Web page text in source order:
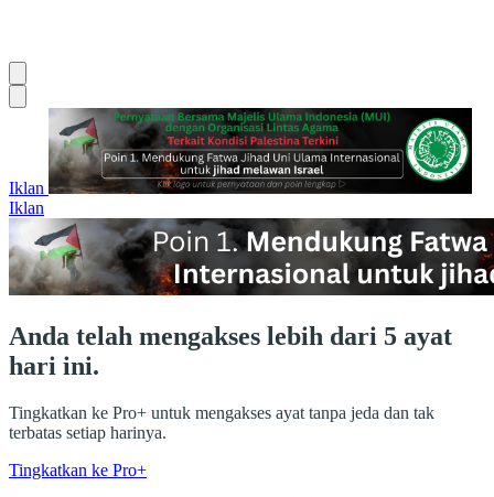
Iklan
Iklan
Anda telah mengakses lebih dari 5 ayat
hari ini.
Tingkatkan ke Pro+ untuk mengakses ayat tanpa jeda dan tak
terbatas setiap harinya.
Tingkatkan ke Pro+